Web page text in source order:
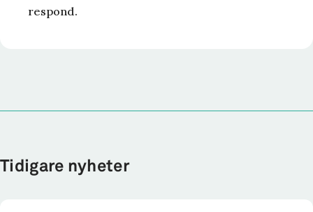
respond.
Tidigare nyheter